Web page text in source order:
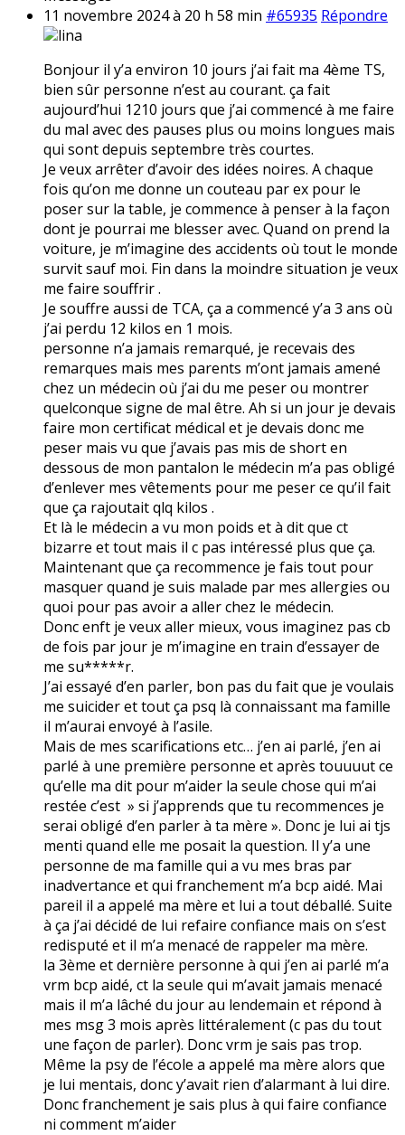
11 novembre 2024 à 20 h 58 min #65935 Répondre
lina
Bonjour il y’a environ 10 jours j’ai fait ma 4ème TS,
bien sûr personne n’est au courant. ça fait
aujourd’hui 1210 jours que j’ai commencé à me faire
du mal avec des pauses plus ou moins longues mais
qui sont depuis septembre très courtes.
Je veux arrêter d’avoir des idées noires. A chaque
fois qu’on me donne un couteau par ex pour le
poser sur la table, je commence à penser à la façon
dont je pourrai me blesser avec. Quand on prend la
voiture, je m’imagine des accidents où tout le monde
survit sauf moi. Fin dans la moindre situation je veux
me faire souffrir .
Je souffre aussi de TCA, ça a commencé y’a 3 ans où
j’ai perdu 12 kilos en 1 mois.
personne n’a jamais remarqué, je recevais des
remarques mais mes parents m’ont jamais amené
chez un médecin où j’ai du me peser ou montrer
quelconque signe de mal être. Ah si un jour je devais
faire mon certificat médical et je devais donc me
peser mais vu que j’avais pas mis de short en
dessous de mon pantalon le médecin m’a pas obligé
d’enlever mes vêtements pour me peser ce qu’il fait
que ça rajoutait qlq kilos .
Et là le médecin a vu mon poids et à dit que ct
bizarre et tout mais il c pas intéressé plus que ça.
Maintenant que ça recommence je fais tout pour
masquer quand je suis malade par mes allergies ou
quoi pour pas avoir a aller chez le médecin.
Donc enft je veux aller mieux, vous imaginez pas cb
de fois par jour je m’imagine en train d’essayer de
me su*****r.
J’ai essayé d’en parler, bon pas du fait que je voulais
me suicider et tout ça psq là connaissant ma famille
il m’aurai envoyé à l’asile.
Mais de mes scarifications etc… j’en ai parlé, j’en ai
parlé à une première personne et après touuuut ce
qu’elle ma dit pour m’aider la seule chose qui m’ai
restée c’est » si j’apprends que tu recommences je
serai obligé d’en parler à ta mère ». Donc je lui ai tjs
menti quand elle me posait la question. Il y’a une
personne de ma famille qui a vu mes bras par
inadvertance et qui franchement m’a bcp aidé. Mai
pareil il a appelé ma mère et lui a tout déballé. Suite
à ça j’ai décidé de lui refaire confiance mais on s’est
redisputé et il m’a menacé de rappeler ma mère.
la 3ème et dernière personne à qui j’en ai parlé m’a
vrm bcp aidé, ct la seule qui m’avait jamais menacé
mais il m’a lâché du jour au lendemain et répond à
mes msg 3 mois après littéralement (c pas du tout
une façon de parler). Donc vrm je sais pas trop.
Même la psy de l’école a appelé ma mère alors que
je lui mentais, donc y’avait rien d’alarmant à lui dire.
Donc franchement je sais plus à qui faire confiance
ni comment m’aider